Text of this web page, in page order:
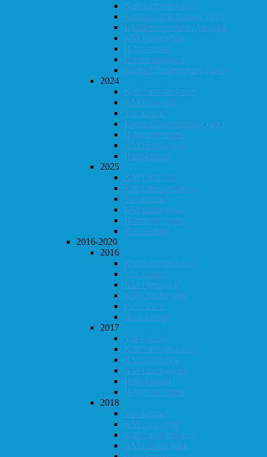
Klubbmesterskapet
Konrad Timestrening (vår)
Klubbmesterskap Lynsjakk
KM Hurtigsjakk
Høst-konrad
Høstturneringen
Konrad Timestrening (høst)
2024
Klubbmesterskapet
KM Lynsjakk
Vår-konrad
Konrad Timestrening (vår)
Høstturneringen
KM Hurtigsjakk
Høst-konrad
2025
KM Lynsjakk
Klubbmesterskapet
Vår-konrad
KM Hurtigsjakk
Høstturneringen
Høst-konrad
2016-2020
2016
Klubbmesterskapet
Vår-konrad
KM i lynsjakk
KM i hurtigsjakk
Follo 20 år
Høst-konrad
2017
Vår-konrad
Klubbmesterskapet
KM i lynsjakk
KM i hurtigsjakk
Høst-konrad
Høstturneringen
2018
Vår-konrad
KM i lynsjakk
Klubbmesterskapet
KM i hurtigsjakk